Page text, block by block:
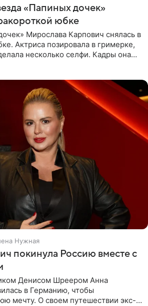
«Папиных дочек»
юбке
Мирослава Карпович снялась в
Актриса позировала в гримерке,
несколько селфи. Кадры она
Нужная
покинула Россию вместе с
Денисом Шреером Анна
в Германию, чтобы
мечту. О своем путешествии экс-